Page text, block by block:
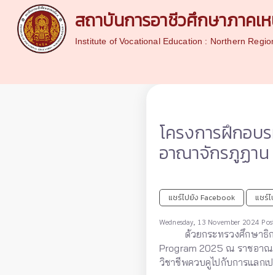
สถาบันการอาชีวศึกษาภาคเ
Institute of Vocational Education : Northern
โครงการฝึกอบ
อาณาจักรภูฏาน
แชร์ไปยัง Facebook แชร์
Wednesday, 13 November 2024
ด้วยกระทรวงศึกษาธิกา
Program 2025 ณ ราชอา
วิชาชีพควบคูไปกับการแลก